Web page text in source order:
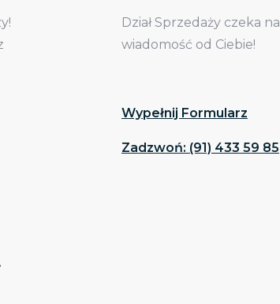
Dział Sprzedaży czeka na
wiadomość od Ciebie!
Wypełnij Formularz
Zadzwoń: (91) 433 59 85